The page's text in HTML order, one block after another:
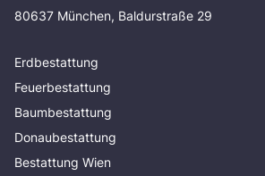
80637 München, Baldurstraße 29
Erdbestattung
Feuerbestattung
Baumbestattung
Donaubestattung
Bestattung Wien